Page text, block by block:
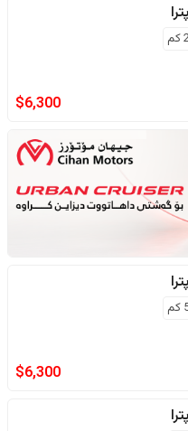
كم
$6,300
كم
$6,300